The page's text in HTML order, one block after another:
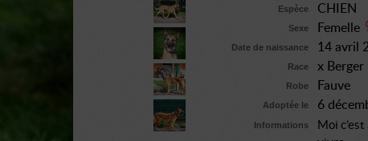
Espèce CHIEN
Sexe Femelle
Date de naissance 14 avril
Race x Berger
Robe Fauve
Adoptée le 6
Informations
Moi